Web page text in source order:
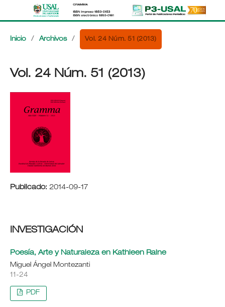
Inicio / Archivos / Vol. 24 Núm. 51 (2013)
Vol. 24 Núm. 51 (2013)
Publicado: 2014-09-17
INVESTIGACIÓN
Poesía, Arte y Naturaleza en Kathleen Raine
Miguel Ángel Montezanti
11-24
PDF